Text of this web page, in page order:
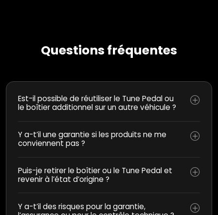
Questions fréquentes
Est-il possible de réutiliser le Tune Pedal ou
le boîtier additionnel sur un autre véhicule ?
Y a-t’il une garantie si les produits ne me
conviennent pas ?
Puis-je retirer le boîtier ou le Tune Pedal et
revenir à l’état d’origine ?
Y a-t’il des risques pour la garantie,